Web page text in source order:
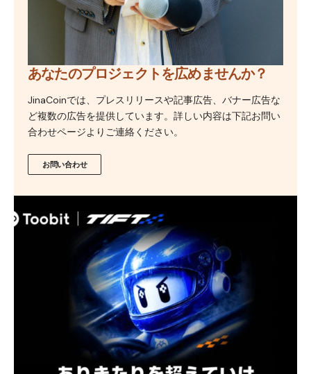
あなたのプロジェクトを広めませんか？
JinaCoinでは、プレスリリースや記事広告、バナー広告な
ど複数の広告を提供しています。詳しい内容は下記お問い
合わせページよりご連絡ください。
お問い合わせ